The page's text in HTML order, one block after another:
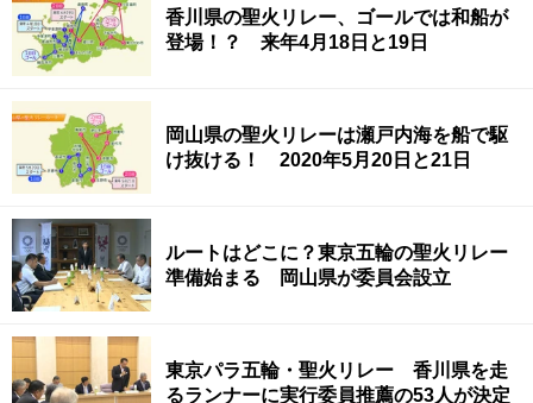
香川県の聖火リレー、ゴールでは和船が
登場！？ 来年4月18日と19日
岡山県の聖火リレーは瀬戸内海を船で駆
け抜ける！ 2020年5月20日と21日
ルートはどこに？東京五輪の聖火リレー
準備始まる 岡山県が委員会設立
東京パラ五輪・聖火リレー 香川県を走
るランナーに実行委員推薦の53人が決定